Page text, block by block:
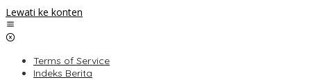
Lewati ke konten
Terms of Service
Indeks Berita